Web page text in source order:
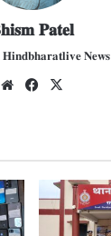
𝐏𝐚𝐭𝐞𝐥
𝐇𝐢𝐧𝐝𝐛𝐡𝐚𝐫𝐚𝐭𝐥𝐢𝐯𝐞 𝐍𝐞𝐰𝐬
We
Fac